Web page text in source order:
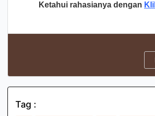
Ketahui rahasianya dengan
Tag :